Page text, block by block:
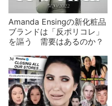
Amanda Ensingの新化粧品
ブランドは「反ポリコレ」
を謳う 需要はあるのか？